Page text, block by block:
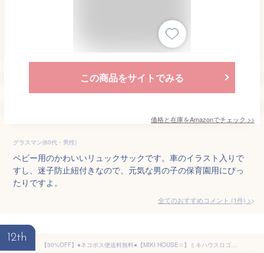
この商品をサイトでみる
価格と在庫をAmazonでチェック >>
グラスマン(60代・男性)
ベビー用のかわいいリュックサックです。車のイラスト入りで
すし、迷子防止紐付きなので、元気な男の子の保育園用にぴっ
たりですよ。
全てのおすすめコメント (1件) >
12th
【30%OFF】●ネコポス便送料無料●【MIKI HOUSE☆】ミキハウスロゴ☆ベビーリュックフリーサイズ 女の子 男の子 ギフト お誕生日 出産祝い クリスマス 幼稚園 保育園 おむつ入れ一升餅 誕生餅 力餅 お出かけ